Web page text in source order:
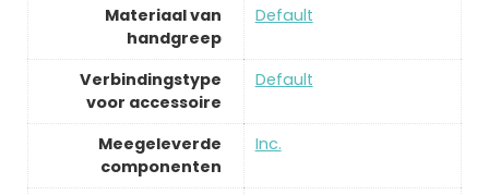
Materiaal van
handgreep
‎Default
Verbindingstype
voor accessoire
‎Default
Meegeleverde
componenten
‎Inc.